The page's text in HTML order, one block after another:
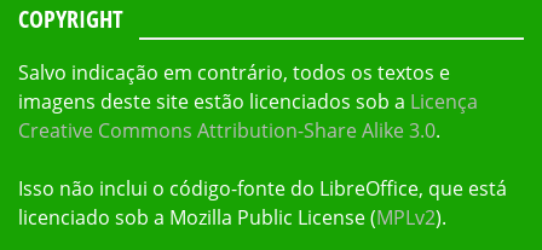
COPYRIGHT
Salvo indicação em contrário, todos os textos e
imagens deste site estão licenciados sob a Licença
Creative Commons Attribution-Share Alike 3.0.
Isso não inclui o código-fonte do LibreOffice, que está
licenciado sob a Mozilla Public License (MPLv2).